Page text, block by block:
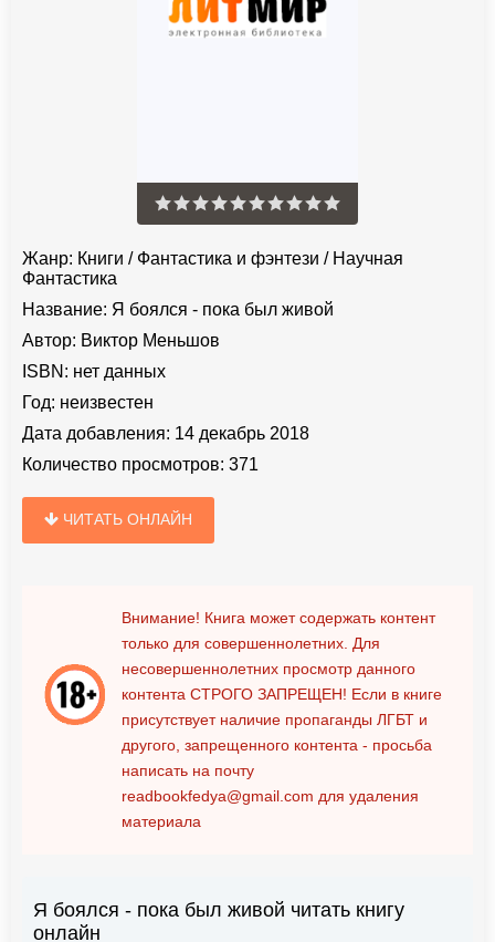
Жанр: Книги / Фантастика и фэнтези / Научная
Фантастика
Название: Я боялся - пока был живой
Автор: Виктор Меньшов
ISBN: нет данных
Год: неизвестен
Дата добавления: 14 декабрь 2018
Количество просмотров: 371
ЧИТАТЬ ОНЛАЙН
Внимание! Книга может содержать контент
только для совершеннолетних. Для
несовершеннолетних просмотр данного
контента СТРОГО ЗАПРЕЩЕН! Если в книге
присутствует наличие пропаганды ЛГБТ и
другого, запрещенного контента - просьба
написать на почту
readbookfedya@gmail.com для удаления
материала
Я боялся - пока был живой читать книгу
онлайн